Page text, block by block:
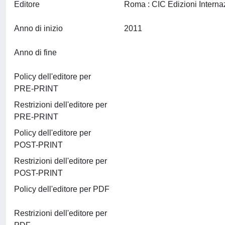
Editore
Anno di inizio
Anno di fine
Policy dell'editore per
PRE-PRINT
Restrizioni dell'editore per
PRE-PRINT
Policy dell'editore per
POST-PRINT
Restrizioni dell'editore per
POST-PRINT
Policy dell'editore per PDF
Restrizioni dell'editore per